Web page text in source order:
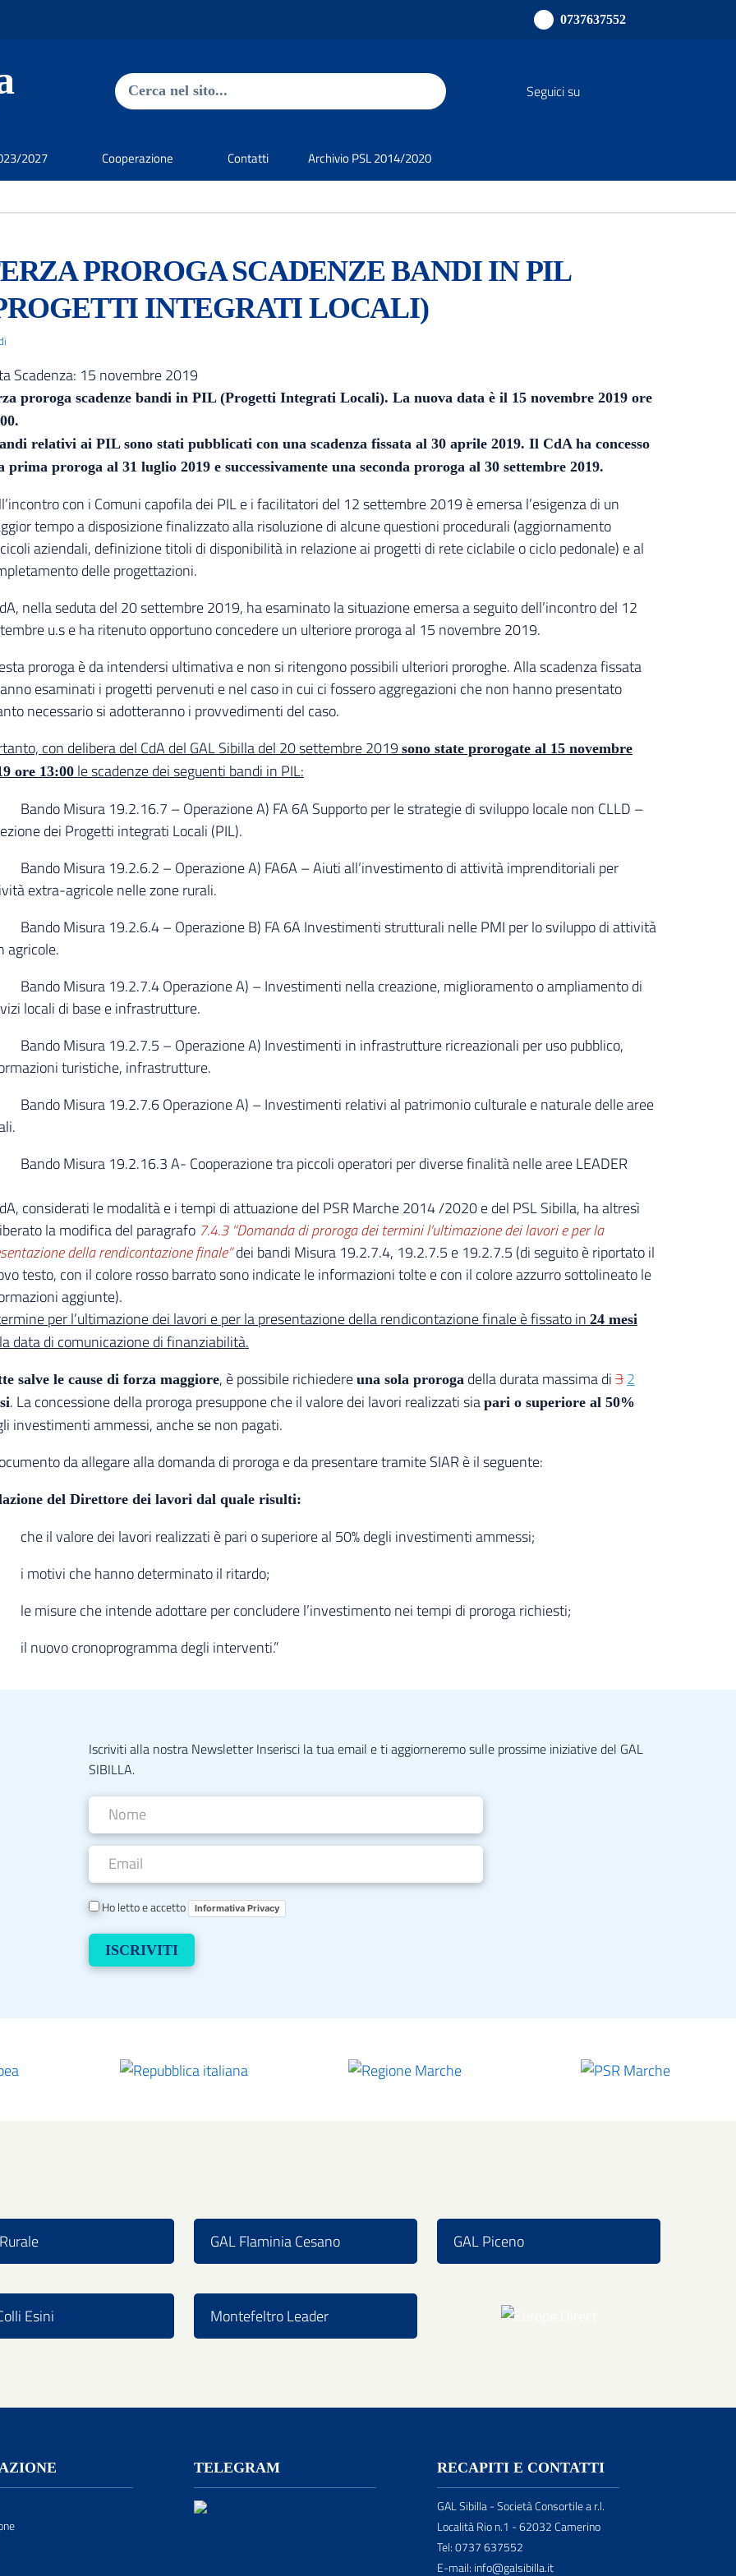
0737637552
Ricerca nel sito
Seguici su
2027 Cooperazione Contatti Archivio PSL 2014/2020
PROROGA SCADENZE BANDI IN PIL
INTEGRATI LOCALI)
Scadenza: 15 novembre 2019
proroga scadenze bandi in PIL (Progetti Integrati Locali). La nuova data è il 15 novembre 2019 ore
relativi ai PIL sono stati pubblicati con una scadenza fissata al 30 aprile 2019. Il CdA ha concesso
prima proroga al 31 luglio 2019 e successivamente una seconda proroga al 30 settembre 2019.
con i Comuni capofila dei PIL e i facilitatori del 12 settembre 2019 è emersa l’esigenza di un
tempo a disposizione finalizzato alla risoluzione di alcune questioni procedurali (aggiornamento
aziendali, definizione titoli di disponibilità in relazione ai progetti di rete ciclabile o ciclo pedonale) e al
delle progettazioni.
nella seduta del 20 settembre 2019, ha esaminato la situazione emersa a seguito dell’incontro del 12
u.s e ha ritenuto opportuno concedere un ulteriore proroga al 15 novembre 2019.
proroga è da intendersi ultimativa e non si ritengono possibili ulteriori proroghe. Alla scadenza fissata
esaminati i progetti pervenuti e nel caso in cui ci fossero aggregazioni che non hanno presentato
necessario si adotteranno i provvedimenti del caso.
con delibera del CdA del GAL Sibilla del 20 settembre 2019 sono state prorogate al 15 novembre
ore 13:00 le scadenze dei seguenti bandi in PIL:
Misura 19.2.16.7 – Operazione A) FA 6A Supporto per le strategie di sviluppo locale non CLLD –
dei Progetti integrati Locali (PIL).
Misura 19.2.6.2 – Operazione A) FA6A – Aiuti all’investimento di attività imprenditoriali per
extra-agricole nelle zone rurali.
Misura 19.2.6.4 – Operazione B) FA 6A Investimenti strutturali nelle PMI per lo sviluppo di attività
agricole.
Misura 19.2.7.4 Operazione A) – Investimenti nella creazione, miglioramento o ampliamento di
locali di base e infrastrutture.
Misura 19.2.7.5 – Operazione A) Investimenti in infrastrutture ricreazionali per uso pubblico,
turistiche, infrastrutture.
Misura 19.2.7.6 Operazione A) – Investimenti relativi al patrimonio culturale e naturale delle aree
Misura 19.2.16.3 A- Cooperazione tra piccoli operatori per diverse finalità nelle aree LEADER
considerati le modalità e i tempi di attuazione del PSR Marche 2014 /2020 e del PSL Sibilla, ha altresì
la modifica del paragrafo 7.4.3 “Domanda di proroga dei termini l’ultimazione dei lavori e per la
della rendicontazione finale”dei bandi Misura 19.2.7.4, 19.2.7.5 e 19.2.7.5 (di seguito è riportato il
testo, con il colore rosso barrato sono indicate le informazioni tolte e con il colore azzurro sottolineato le
aggiunte).
per l’ultimazione dei lavori e per la presentazione della rendicontazione finale è fissato in 24 mesi
data di comunicazione di finanziabilità.
salve le cause di forza maggiore, è possibile richiedere una sola proroga della durata massima di32
. La concessione della proroga presuppone che il valore dei lavori realizzati sia pari o superiore al 50%
investimenti ammessi, anche se non pagati.
da allegare alla domanda di proroga e da presentare tramite SIAR è il seguente:
del Direttore dei lavori dal quale risulti:
il valore dei lavori realizzati è pari o superiore al 50% degli investimenti ammessi;
che hanno determinato il ritardo;
misure che intende adottare per concludere l’investimento nei tempi di proroga richiesti;
cronoprogramma degli interventi.”
Iscriviti alla nostra Newsletter Inserisci la tua email e ti aggiorneremo sulle prossime iniziative del GAL
SIBILLA.
Ho letto e accetto Informativa Privacy
GAL Flaminia Cesano GAL Piceno
Esini Montefeltro Leader
TELEGRAM RECAPITI E CONTATTI
GAL Sibilla - Società Consortile a r.l.
Località Rio n.1 - 62032 Camerino
Tel: 0737 637552
E-mail: info@galsibilla.it